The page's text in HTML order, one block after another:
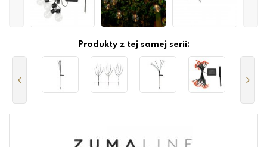
Produkty z tej samej serii: